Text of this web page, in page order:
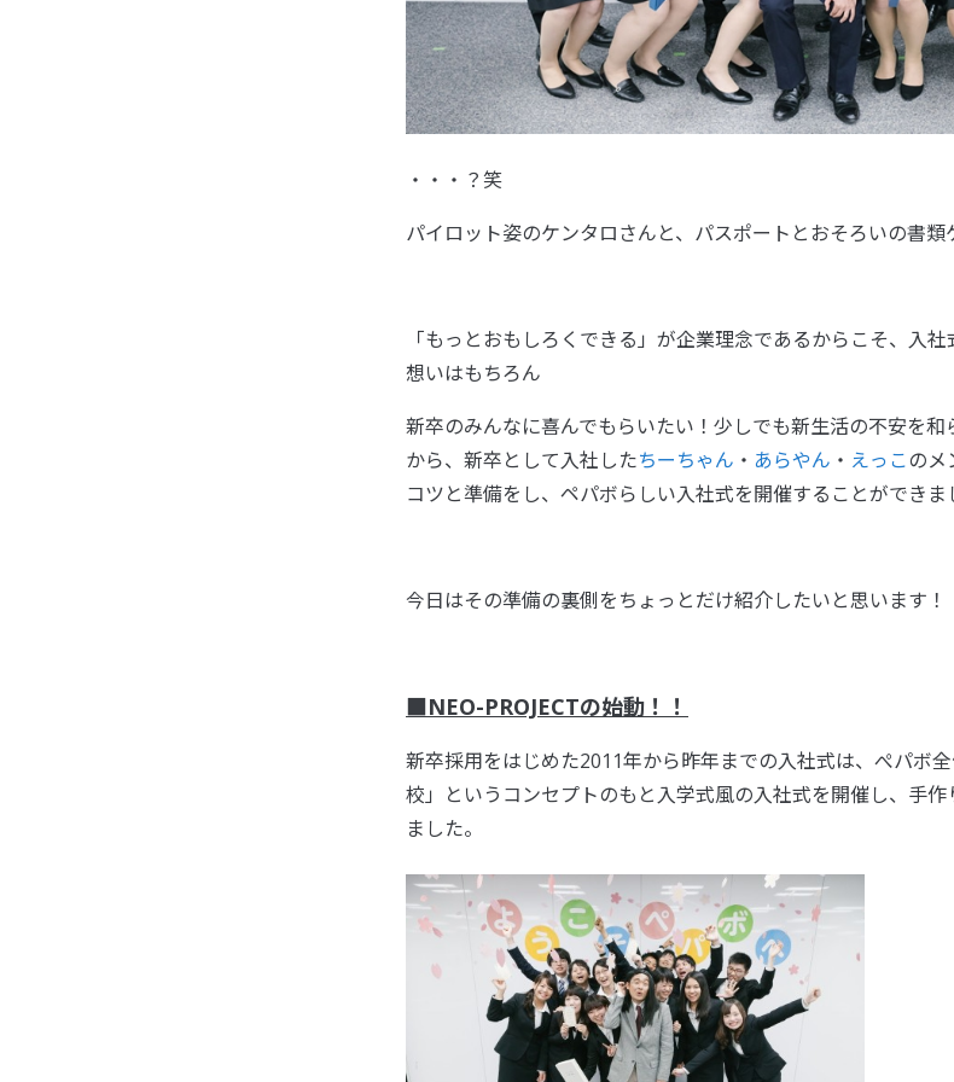
・・・？笑
パイロット姿のケンタロさんと、パスポートとおそろいの書類
「もっとおもしろくできる」が企業理念であるからこそ、入
想いはもちろん
新卒のみんなに喜んでもらいたい！少しでも新生活の不安を
から、新卒として入社したちーちゃん ・ あらやん ・ えっこのメ
コツと準備をし、ペパボらしい入社式を開催することができま
今日はその準備の裏側をちょっとだけ紹介したいと思います！
■NEO-PROJECTの始動！！
新卒採用をはじめた2011年から昨年までの入社式は、ぺパボ
校」というコンセプトのもと入学式風の入社式を開催し、手
ました。